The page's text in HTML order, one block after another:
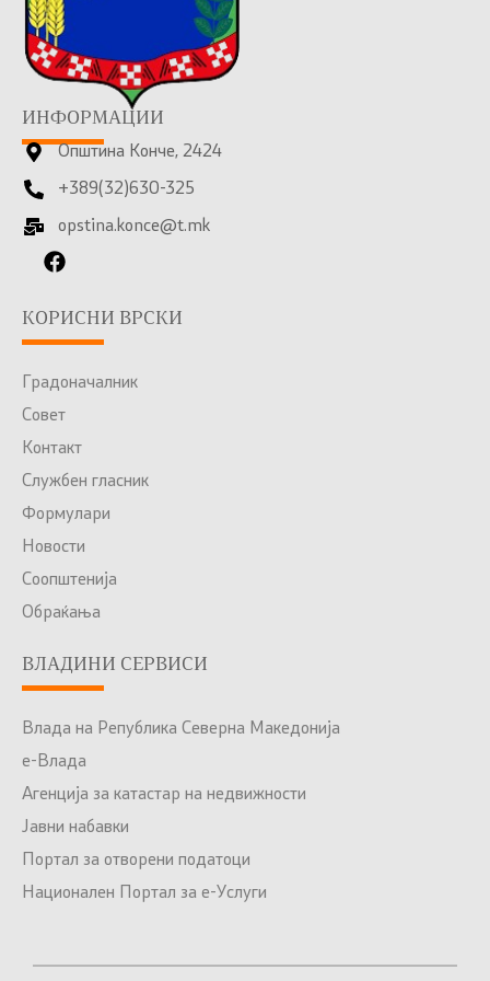
ИНФОРМАЦИИ
Општина Конче, 2424
+389(32)630-325
opstina.konce@t.mk
КОРИСНИ ВРСКИ
Градоначалник
Совет
Контакт
Службен гласник
Формулари
Новости
Соопштенија
Обраќања
ВЛАДИНИ СЕРВИСИ
Влада на Република Северна Македонија
е-Влада
Агенција за катастар на недвижности
Јавни набавки
Портал за отворени податоци
Национален Портал за е-Услуги